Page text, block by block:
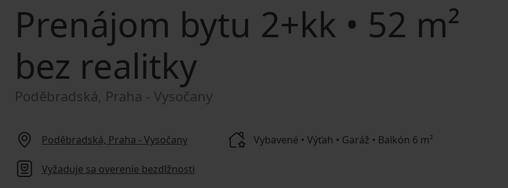
Prenájom bytu 2+kk • 52 m²
bez realitky
Poděbradská, Praha - Vysočany
Poděbradská, Praha - Vysočany Vybavené • Výťah • Garáž • Balkón 6 m²
Vyžaduje sa overenie bezdlžnosti